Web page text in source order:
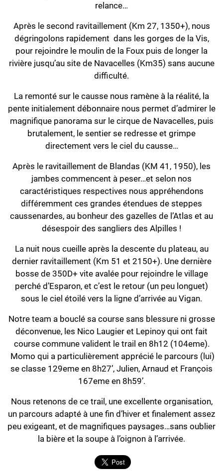
relance…
Après le second ravitaillement (Km 27, 1350+), nous
dégringolons rapidement dans les gorges de la Vis,
pour rejoindre le moulin de la Foux puis de longer la
rivière jusqu’au site de Navacelles (Km35) sans aucune
difficulté.
La remonté sur le causse nous ramène à la réalité, la
pente initialement débonnaire nous permet d’admirer le
magnifique panorama sur le cirque de Navacelles, puis
brutalement, le sentier se redresse et grimpe
directement vers le ciel du causse…
Après le ravitaillement de Blandas (KM 41, 1950), les
jambes commencent à peser…et selon nos
caractéristiques respectives nous appréhendons
différemment ces grandes étendues de steppes
caussenardes, au bonheur des gazelles de l’Atlas et au
désespoir des sangliers des Alpilles !
La nuit nous cueille après la descente du plateau, au
dernier ravitaillement (Km 51 et 2150+). Une dernière
bosse de 350D+ vite avalée pour rejoindre le village
perché d’Esparon, et c’est le retour (un peu longuet)
sous le ciel étoilé vers la ligne d’arrivée au Vigan.
Notre team a bouclé sa course sans blessure ni grosse
déconvenue, les Nico Laugier et Lepinoy qui ont fait
course commune valident le trail en 8h12 (104eme).
Momo qui a particulièrement apprécié le parcours (lui)
se classe 129eme en 8h27’, Julien, Arnaud et François
167eme en 8h59’.
Nous retenons de ce trail, une excellente organisation,
un parcours adapté à une fin d’hiver et finalement assez
peu exigeant, et de magnifiques paysages…sans oublier
la bière et la soupe à l’oignon à l’arrivée.